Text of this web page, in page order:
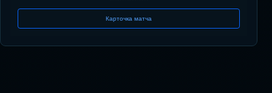
Карточка матча